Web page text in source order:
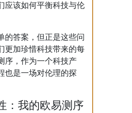
应该如何平衡科技与伦
的答案，但正是这些问
更加珍惜科技带来的每
序，作为一个科技产
也是一场对伦理的探
：我的欧易测序